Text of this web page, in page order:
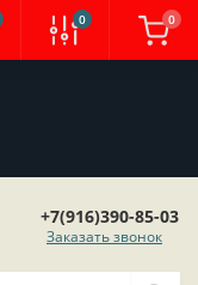
0 0
+7(916)390-85-03
Заказать звонок